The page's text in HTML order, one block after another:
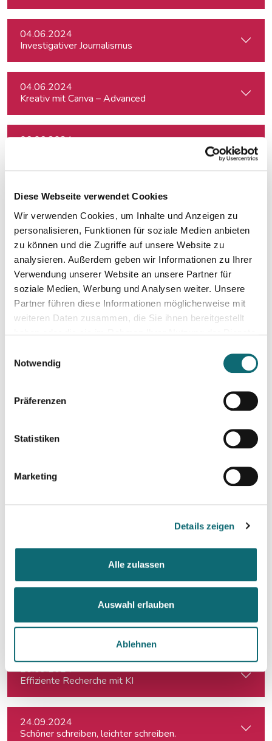
Diese Webseite verwendet Cookies
Wir verwenden Cookies, um Inhalte und Anzeigen zu
personalisieren, Funktionen für soziale Medien anbieten
zu können und die Zugriffe auf unsere Website zu
analysieren. Außerdem geben wir Informationen zu Ihrer
Verwendung unserer Website an unsere Partner für
soziale Medien, Werbung und Analysen weiter. Unsere
Partner führen diese Informationen möglicherweise mit
weiteren Daten zusammen, die Sie ihnen bereitgestellt
Notwendig
Präferenzen
Statistiken
Marketing
Details zeigen
Alle zulassen
Auswahl erlauben
Ablehnen
04.06.2024
Investigativer Journalismus
04.06.2024
Kreativ mit Canva – Advanced
06.06.2024
Schreiben für Hörfunk, Podcast und Moderation
11.06.2024
18.06.2024
Von der Idee zum Buch
20.06.2024
Klimajournalismus-Summerschool in Bad Aussee
Auftritt vor der Kamera – souverän und authentisch
01.07.2024
Der KI-Workflow: Alltagstätigkeiten schneller und
20.09.2024
Effiziente Recherche mit KI
24.09.2024
Schöner schreiben, leichter schreiben.